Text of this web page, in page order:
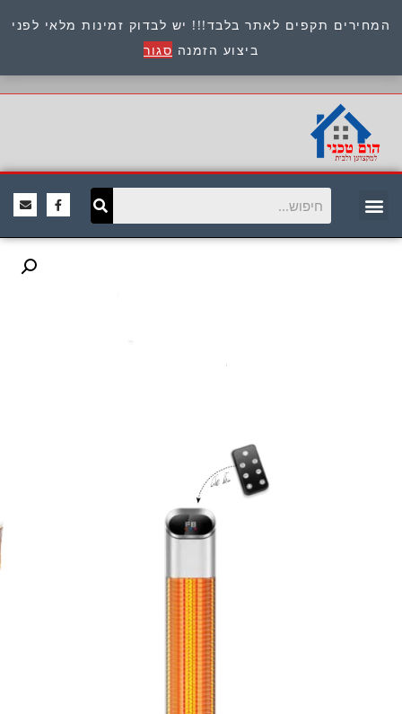
המחירים תקפים לאתר בלבד!!! יש לבדוק זמינות מלאי לפני
ביצוע הזמנה סגור
כתובת : היוזמים 9 אור יהודה שירות לקוחות 054-
8945722